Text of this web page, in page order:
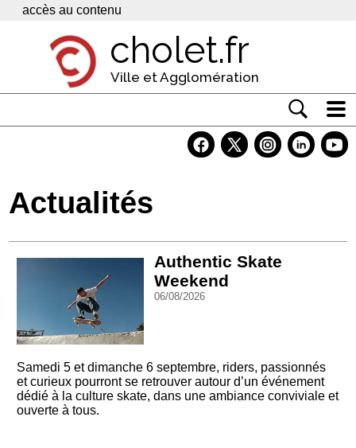
Panneau de gestion des cookies
accès au contenu
cholet.fr
Ville et Agglomération
Economie
Services
Actualités
Authentic Skate
Weekend
06/08/2026
Samedi 5 et dimanche 6 septembre, riders, passionnés
et curieux pourront se retrouver autour d’un événement
dédié à la culture skate, dans une ambiance conviviale et
ouverte à tous.